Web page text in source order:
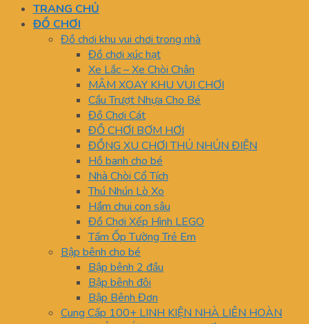
TRANG CHỦ
ĐỒ CHƠI
Đồ chơi khu vui chơi trong nhà
Đồ chơi xúc hạt
Xe Lắc – Xe Chòi Chân
MÂM XOAY KHU VUI CHƠI
Cầu Trượt Nhựa Cho Bé
Đồ Chơi Cát
ĐỒ CHƠI BƠM HƠI
ĐỒNG XU CHƠI THÚ NHÚN ĐIỆN
Hồ banh cho bé
Nhà Chòi Cổ Tích
Thú Nhún Lò Xo
Hầm chui con sâu
Đồ Chơi Xếp Hình LEGO
Tấm Ốp Tường Trẻ Em
Bập bênh cho bé
Bập bênh 2 đầu
Bập bênh đôi
Bập Bênh Đơn
Cung Cấp 100+ LINH KIỆN NHÀ LIÊN HOÀN